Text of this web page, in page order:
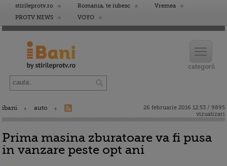
stirileprotv.ro Romania, te iubesc
Vremea
PROTV NEWS
VOYO
ibani auto
26 februarie 2016 12:53 / 9895
vizualizari
Prima masina zburatoare va fi pusa
in vanzare peste opt ani